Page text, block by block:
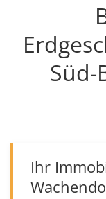
Süd-
Ihr